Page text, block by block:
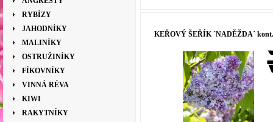
RYBÍZY
JAHODNÍKY
MALINÍKY
OSTRUŽINÍKY
FÍKOVNÍKY
VINNÁ RÉVA
KIWI
RAKYTNÍKY
KEŘOVÝ ŠEŘÍK ´NADĚŽDA´